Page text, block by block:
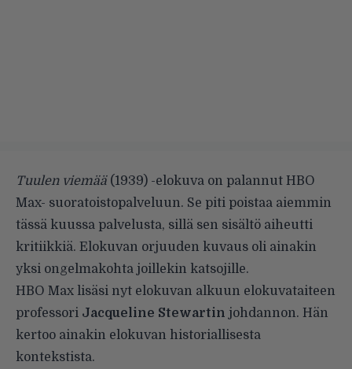
Tuulen viemää(1939) -elokuva on palannut HBO
Max- suoratoistopalveluun. Se piti poistaa aiemmin
tässä kuussa palvelusta, sillä sen sisältö aiheutti
kritiikkiä. Elokuvan orjuuden kuvaus oli ainakin
yksi ongelmakohta joillekin katsojille.
HBO Max lisäsi nyt elokuvan alkuun elokuvataiteen
professori Jacqueline Stewartin johdannon. Hän
kertoo ainakin elokuvan historiallisesta
kontekstista.